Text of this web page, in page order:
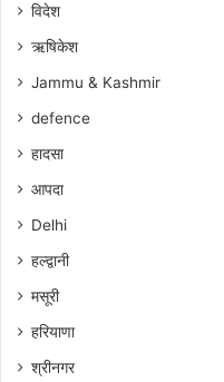
विदेश
ऋषिकेश
Jammu & Kashmir
defence
हादसा
आपदा
Delhi
हल्द्वानी
मसूरी
हरियाणा
श्रीनगर